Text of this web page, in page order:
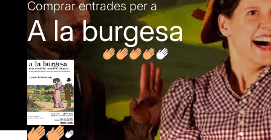
Comprar entrades per a
A la burgesa